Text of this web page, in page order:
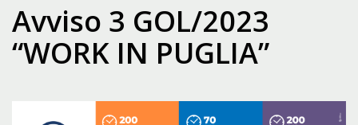
Avviso 3 GOL/2023
“WORK IN PUGLIA”